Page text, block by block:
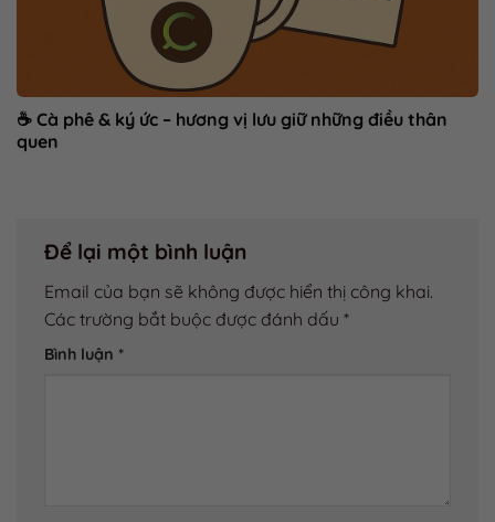
☕ Cà phê & ký ức – hương vị lưu giữ những điều thân
quen
Để lại một bình luận
Email của bạn sẽ không được hiển thị công khai.
Các trường bắt buộc được đánh dấu *
Bình luận *